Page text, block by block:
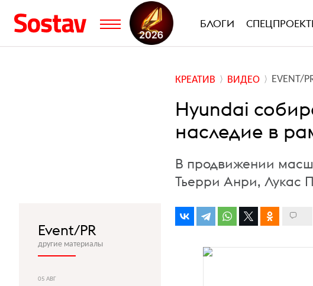
БЛОГИ
КРЕАТИВ ВИДЕО EVENT/
Hyundai
наследие в
В продвижении
Тьерри Анри, Лукас
Event/PR
другие материалы
05 АВГ